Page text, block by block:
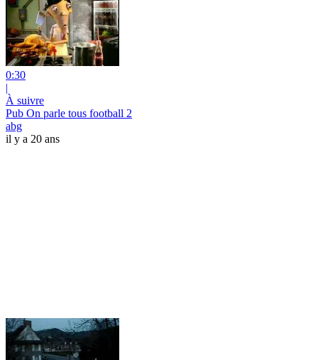
0:30
|
À suivre
Pub On parle tous football 2
abg
il y a 20 ans